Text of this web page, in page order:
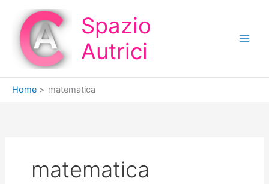
contenuto
Spazio
Autrici
Home matematica
matematica